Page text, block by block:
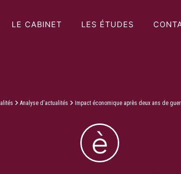
LE CABINET LES ÉTUDES
Analyse d'actualités Impact économique après deux ans de